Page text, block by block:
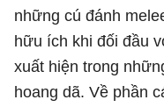
những cú đánh
hữu ích khi đối đầu
xuất hiện trong
hoang dã. Về phần